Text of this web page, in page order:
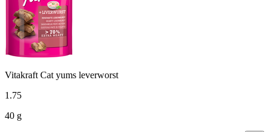
Vitakraft Cat yums leverworst
1.75
40 g